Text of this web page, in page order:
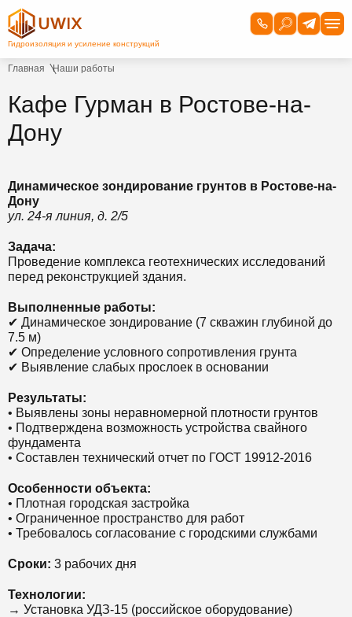
Главная Наши работы
Кафе Гурман в Ростове-на-
Дону
Динамическое зондирование грунтов в Ростове-на-
Дону
ул. 24-я линия, д. 2/5
Задача:
Проведение комплекса геотехнических исследований
перед реконструкцией здания.
Выполненные работы:
✔ Динамическое зондирование (7 скважин глубиной до
7.5 м)
✔ Определение условного сопротивления грунта
✔ Выявление слабых прослоек в основании
Результаты:
• Выявлены зоны неравномерной плотности грунтов
• Подтверждена возможность устройства свайного
фундамента
• Составлен технический отчет по ГОСТ 19912-2016
Особенности объекта:
• Плотная городская застройка
• Ограниченное пространство для работ
• Требовалось согласование с городскими службами
Сроки: 3 рабочих дня
Технологии:
→ Установка УДЗ-15 (российское оборудование)